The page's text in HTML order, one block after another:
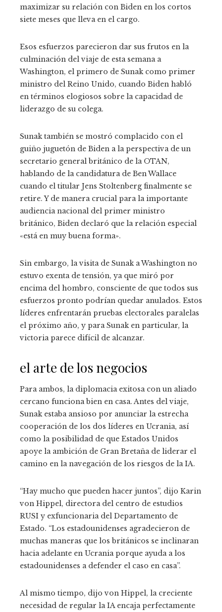
maximizar su relación con Biden en los cortos
siete meses que lleva en el cargo.
Esos esfuerzos parecieron dar sus frutos en la
culminación del viaje de esta semana a
Washington, el primero de Sunak como primer
ministro del Reino Unido, cuando Biden habló
en términos elogiosos sobre la capacidad de
liderazgo de su colega.
Sunak también se mostró complacido con el
guiño juguetón de Biden a la perspectiva de un
secretario general británico de la OTAN,
hablando de la candidatura de Ben Wallace
cuando el titular Jens Stoltenberg finalmente se
retire. Y de manera crucial para la importante
audiencia nacional del primer ministro
británico, Biden declaró que la relación especial
«está en muy buena forma».
Sin embargo, la visita de Sunak a Washington no
estuvo exenta de tensión, ya que miró por
encima del hombro, consciente de que todos sus
esfuerzos pronto podrían quedar anulados. Estos
líderes enfrentarán pruebas electorales paralelas
el próximo año, y para Sunak en particular, la
victoria parece difícil de alcanzar.
el arte de los negocios
Para ambos, la diplomacia exitosa con un aliado
cercano funciona bien en casa. Antes del viaje,
Sunak estaba ansioso por anunciar la estrecha
cooperación de los dos líderes en Ucrania, así
como la posibilidad de que Estados Unidos
apoye la ambición de Gran Bretaña de liderar el
camino en la navegación de los riesgos de la IA.
“Hay mucho que pueden hacer juntos”, dijo Karin
von Hippel, directora del centro de estudios
RUSI y exfuncionaria del Departamento de
Estado. “Los estadounidenses agradecieron de
muchas maneras que los británicos se inclinaran
hacia adelante en Ucrania porque ayuda a los
estadounidenses a defender el caso en casa”.
Al mismo tiempo, dijo von Hippel, la creciente
necesidad de regular la IA encaja perfectamente